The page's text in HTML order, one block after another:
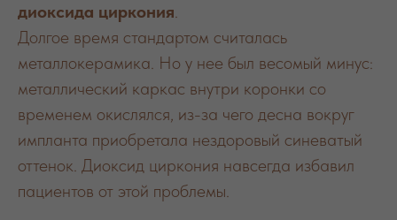
диоксида циркония.
Долгое время стандартом считалась
металлокерамика. Но у нее был весомый минус:
металлический каркас внутри коронки со
временем окислялся, из-за чего десна вокруг
импланта приобретала нездоровый синеватый
оттенок. Диоксид циркония навсегда избавил
пациентов от этой проблемы.